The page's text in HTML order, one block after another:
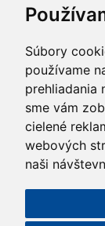
Súbory
používame
prehliadania
sme vám
cielené
webových
naši
©2014 HOCHTIEF